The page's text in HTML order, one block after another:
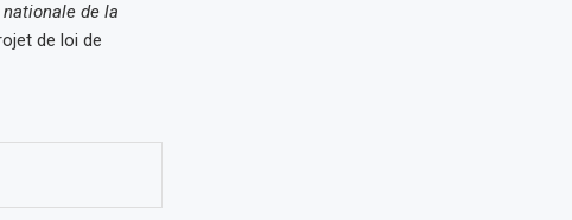
de la
de loi de